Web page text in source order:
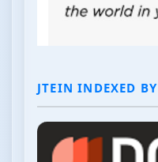
JTEIN INDEXED BY